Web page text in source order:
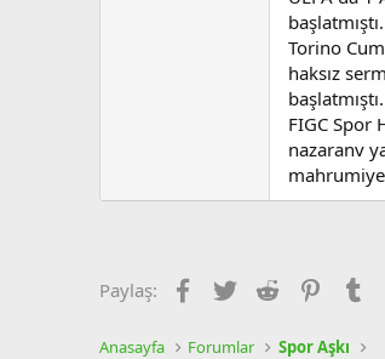
başlatmıştı.
Torino
haksız
başlatmıştı.
FIGC Spor
nazaranv
Paylaş: Facebook
TwitterReddit
Anasayfa Forumlar Spor Aşkı